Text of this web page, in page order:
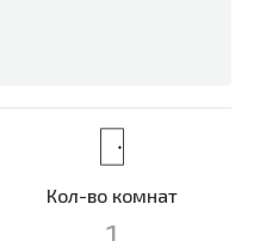
Кол-во комнат